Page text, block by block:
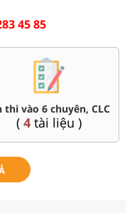
45 85
thi vào 6 chuyên, CLC
( 4tài liệu )